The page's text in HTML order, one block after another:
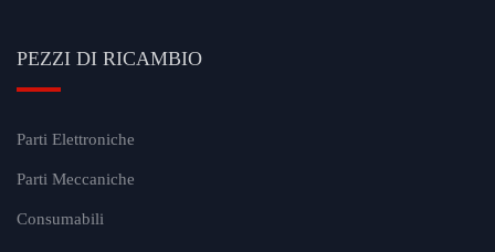
PEZZI DI RICAMBIO
Parti Elettroniche
Parti Meccaniche
Consumabili